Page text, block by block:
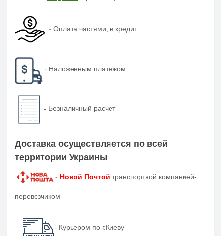
- Оплата частями, в кредит
- Наложенным платежом
- Безналичный расчет
Доставка осуществляется по всей
территории Украины
- Новой Почтой транспортной компанией-
перевозчиком
- Курьером по г.Киеву